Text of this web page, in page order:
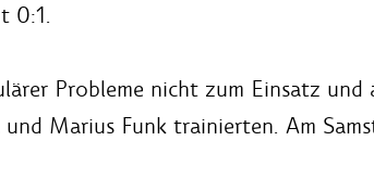
0:1.
Probleme nicht zum Einsatz
Marius Funk trainierten. Am